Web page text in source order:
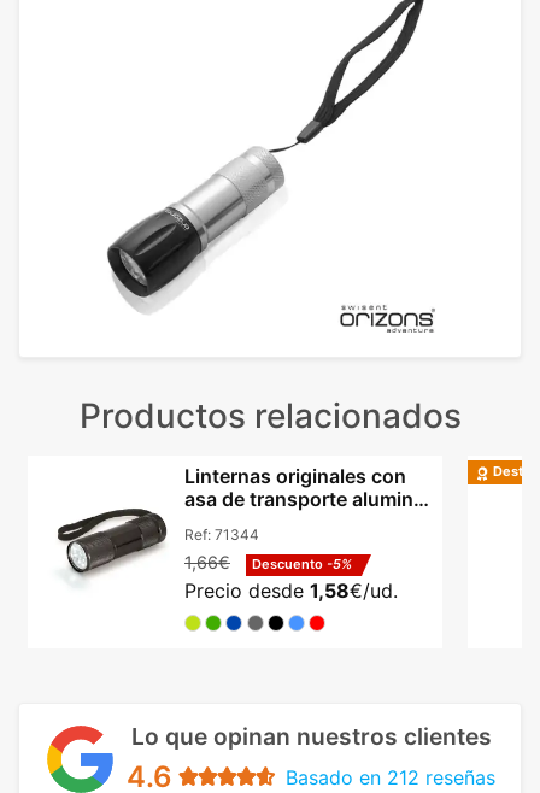
Productos relacionados
Linternas originales con
asa de transporte aluminio
Ref: 71344
1,66€ Descuento -5%
Precio desde 1,58€/ud.
Lo que opinan nuestros clientes
4.6 Basado en 212 reseñas